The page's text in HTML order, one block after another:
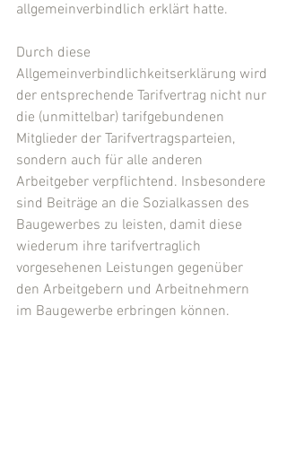
allgemeinverbindlich erklärt hatte.
Durch diese
Allgemeinverbindlichkeitserklärung wird
der entsprechende Tarifvertrag nicht nur
die (unmittelbar) tarifgebundenen
Mitglieder der Tarifvertragsparteien,
sondern auch für alle anderen
Arbeitgeber verpflichtend. Insbesondere
sind Beiträge an die Sozialkassen des
Baugewerbes zu leisten, damit diese
wiederum ihre tarifvertraglich
vorgesehenen Leistungen gegenüber
den Arbeitgebern und Arbeitnehmern
im Baugewerbe erbringen können.